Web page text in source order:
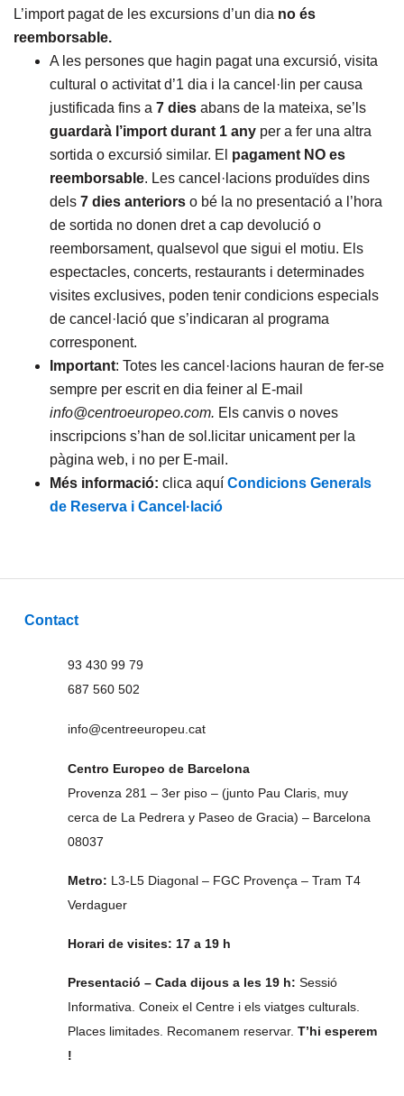
L’import pagat de les excursions d’un dia no és
reemborsable.
A les persones que hagin pagat una excursió, visita
cultural o activitat d’1 dia i la cancel·lin per causa
justificada fins a 7 dies abans de la mateixa, se’ls
guardarà l’import durant 1 any per a fer una altra
sortida o excursió similar. El pagament NO es
reemborsable. Les cancel·lacions produïdes dins
dels 7 dies anteriors o bé la no presentació a l’hora
de sortida no donen dret a cap devolució o
reemborsament, qualsevol que sigui el motiu. Els
espectacles, concerts, restaurants i determinades
visites exclusives, poden tenir condicions especials
de cancel·lació que s’indicaran al programa
corresponent.
Important: Totes les cancel·lacions hauran de fer-se
sempre per escrit en dia feiner al E-mail
info@centroeuropeo.com. Els canvis o noves
inscripcions s’han de sol.licitar unicament per la
pàgina web, i no per E-mail.
Més informació: clica aquí Condicions Generals
de Reserva i Cancel·lació
Contact
93 430 99 79
687 560 502
info@centreeuropeu.cat
Centro Europeo de Barcelona
Provenza 281 – 3er piso – (junto Pau Claris, muy
cerca de La Pedrera y Paseo de Gracia) – Barcelona
08037
Metro: L3-L5 Diagonal – FGC Provença – Tram T4
Verdaguer
Horari de visites: 17 a 19 h
Presentació – Cada dijous a les 19 h: Sessió
Informativa. Coneix el Centre i els viatges culturals.
Places limitades. Recomanem reservar. T’hi esperem
!